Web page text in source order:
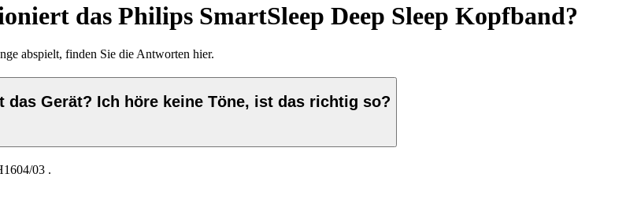
das Philips SmartSleep Deep Sleep Kopfband?
abspielt, finden Sie die Antworten hier.
Gerät? Ich höre keine Töne, ist das richtig so?
03 .